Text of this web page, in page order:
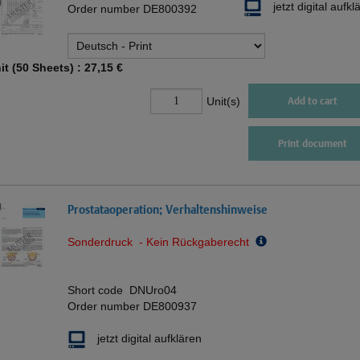
Order number DE800392 jetzt digital
(50 Sheets) : 27,15 €
Unit(s) Add to cart
Print document
Prostataoperation; Verhaltenshinweise
Sonderdruck - Kein Rückgaberecht
Short code DNUro04
Order number DE800937
jetzt digital aufklären